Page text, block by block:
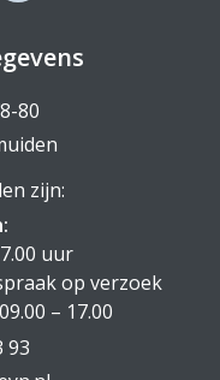
80
zijn:
uur
op verzoek
– 17.00
93